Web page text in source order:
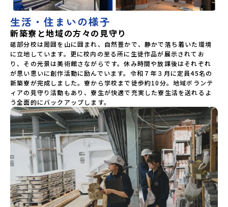
生活・住まいの様子
新築寮と地域の方々の見守り
砥部分校は周囲を山に囲まれ、自然豊かで、静かで落ち着いた環境
に立地しています。更に校内の至る所に生徒作品が展示されてお
り、その光景は美術館さながらです。休み時間や放課後はそれぞれ
が思い思いに創作活動に励んでいます。令和７年３月に定員45名の
新築寮が完成しました。寮から学校まで徒歩約10分。地域ボランテ
ィアの見守り活動もあり、寮生が快適で充実した寮生活を送れるよ
う全面的にバックアップします。